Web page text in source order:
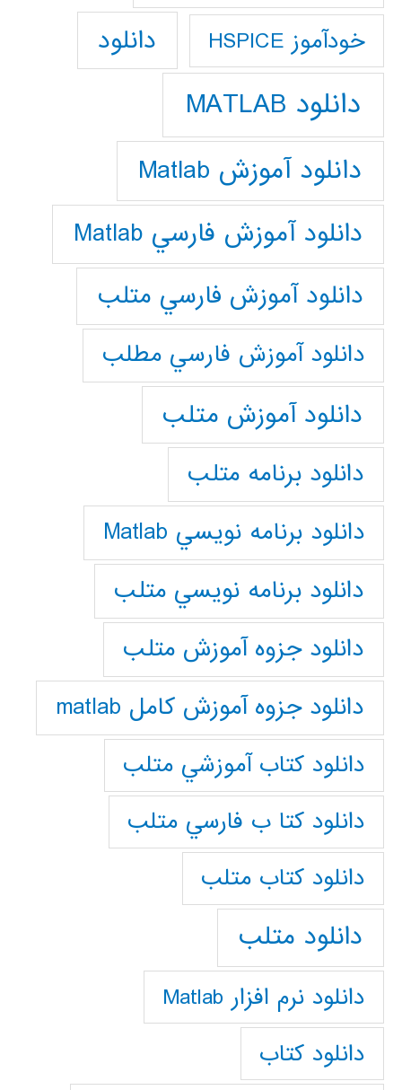
خودآموز HSPICE دانلود
دانلود MATLAB
دانلود آموزش Matlab
دانلود آموزش فارسي Matlab
دانلود آموزش فارسي متلب
دانلود آموزش فارسي مطلب
دانلود آموزش متلب
دانلود برنامه متلب
دانلود برنامه نويسي Matlab
دانلود برنامه نويسي متلب
دانلود جزوه آموزش متلب
دانلود جزوه آموزش کامل matlab
دانلود كتاب آموزشي متلب
دانلود كتا ب فارسي متلب
دانلود كتاب متلب
دانلود متلب
دانلود نرم افزار Matlab
دانلود کتاب